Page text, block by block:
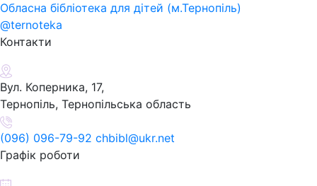
Обласна бібліотека для дітей (м.Тернопіль)
@ternoteka
Контакти
Вул. Коперника, 17,
Тернопіль, Тернопільська область
(096) 096-79-92 chbibl@ukr.net
Графік роботи